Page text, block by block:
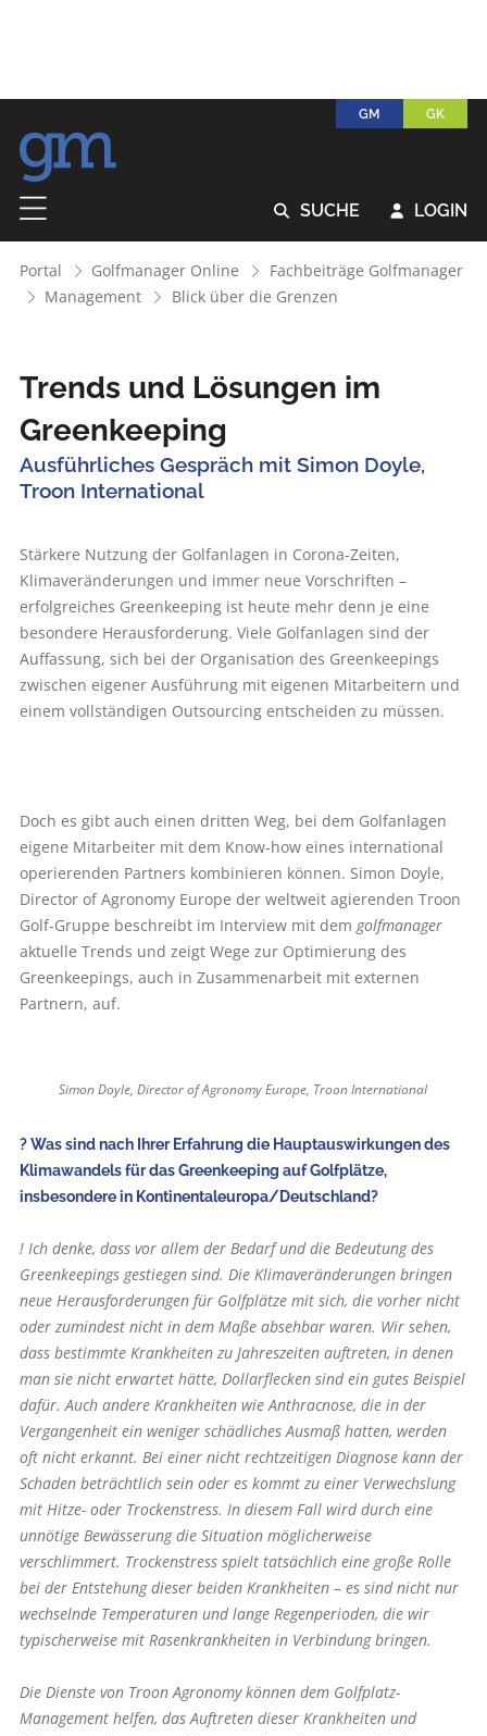
GM GK
 SUCHE  LOGIN
Portal Golfmanager Online
Fachbeiträge Golfmanager
Management
Blick über die Grenzen
Trends und Lösungen im
Greenkeeping
Ausführliches Gespräch mit Simon Doyle,
Troon International
Stärkere Nutzung der Golfanlagen in Corona-Zeiten,
Klimaveränderungen und immer neue Vorschriften –
erfolgreiches Greenkeeping ist heute mehr denn je eine
besondere Herausforderung. Viele Golfanlagen sind der
Auffassung, sich bei der Organisation des Greenkeepings
zwischen eigener Ausführung mit eigenen Mitarbeitern und
einem vollständigen Outsourcing entscheiden zu müssen.
Doch es gibt auch einen dritten Weg, bei dem Golfanlagen
eigene Mitarbeiter mit dem Know-how eines international
operierenden Partners kombinieren können. Simon Doyle,
Director of Agronomy Europe der weltweit agierenden Troon
Golf-Gruppe beschreibt im Interview mit dem golfmanager
aktuelle Trends und zeigt Wege zur Optimierung des
Greenkeepings, auch in Zusammenarbeit mit externen
Partnern, auf.
Simon Doyle, Director of Agronomy Europe, Troon International
? Was sind nach Ihrer Erfahrung die Hauptauswirkungen des
Klimawandels für das Greenkeeping auf Golfplätze,
insbesondere in Kontinentaleuropa/Deutschland?
! Ich denke, dass vor allem der Bedarf und die Bedeutung des
Greenkeepings gestiegen sind. Die Klimaveränderungen bringen
neue Herausforderungen für Golfplätze mit sich, die vorher nicht
oder zumindest nicht in dem Maße absehbar waren. Wir sehen,
dass bestimmte Krankheiten zu Jahreszeiten auftreten, in denen
man sie nicht erwartet hätte, Dollarflecken sind ein gutes Beispiel
dafür. Auch andere Krankheiten wie Anthracnose, die in der
Vergangenheit ein weniger schädliches Ausmaß hatten, werden
oft nicht erkannt. Bei einer nicht rechtzeitigen Diagnose kann der
Schaden beträchtlich sein oder es kommt zu einer Verwechslung
mit Hitze- oder Trockenstress. In diesem Fall wird durch eine
unnötige Bewässerung die Situation möglicherweise
verschlimmert. Trockenstress spielt tatsächlich eine große Rolle
bei der Entstehung dieser beiden Krankheiten – es sind nicht nur
wechselnde Temperaturen und lange Regenperioden, die wir
typischerweise mit Rasenkrankheiten in Verbindung bringen.
Die Dienste von Troon Agronomy können dem Golfplatz-
Management helfen, das Auftreten dieser Krankheiten und